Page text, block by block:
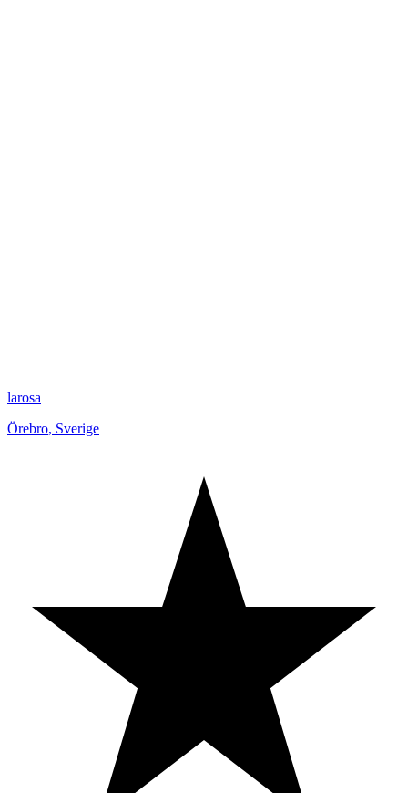
larosa
Örebro, Sverige